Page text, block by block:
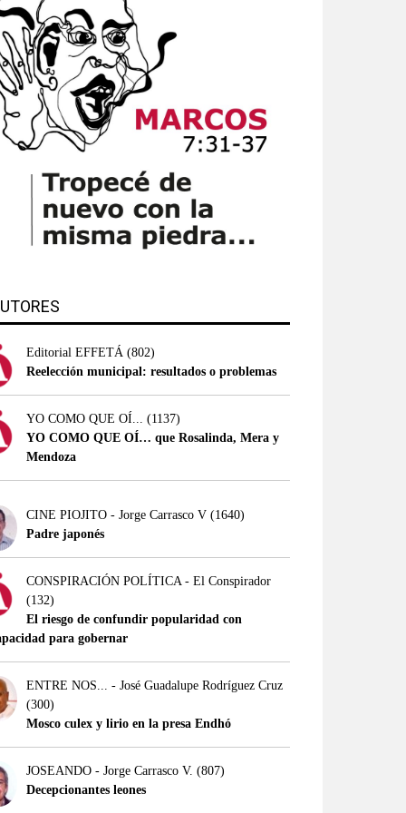
Editorial EFFETÁ (802)
Reelección municipal: resultados o problemas
YO COMO QUE OÍ... (1137)
YO COMO QUE OÍ… que Rosalinda, Mera y
Mendoza
CINE PIOJITO - Jorge Carrasco V (1640)
Padre japonés
CONSPIRACIÓN POLÍTICA - El Conspirador
(132)
El riesgo de confundir popularidad con
para gobernar
ENTRE NOS... - José Guadalupe Rodríguez Cruz
(300)
Mosco culex y lirio en la presa Endhó
JOSEANDO - Jorge Carrasco V. (807)
Decepcionantes leones